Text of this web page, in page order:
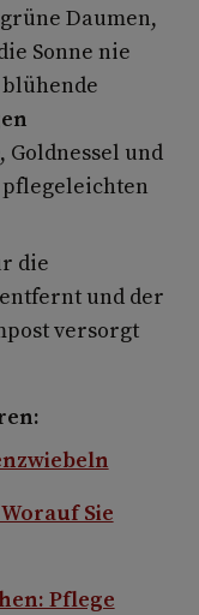
Daumen,
Sonne nie
Goldnessel und
die
und der
versorgt
Sie
Pflege